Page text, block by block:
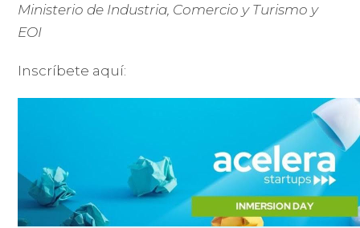
Ministerio de Industria, Comercio y Turismo y
EOI
Inscríbete aquí: